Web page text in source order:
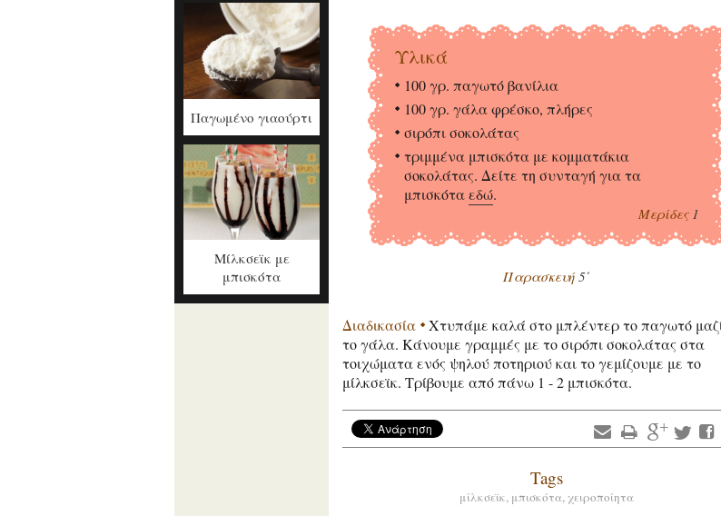
Παγωμένο γιαούρτι
Μίλκσεϊκ με
μπισκότα
Υλικά
100 γρ. παγωτό βανίλια
100 γρ. γάλα φρέσκο, πλήρες
σιρόπι σοκολάτας
τριμμένα μπισκότα με κομματάκια
σοκολάτας. Δείτε τη συνταγή για τα
μπισκόταεδώ.
Μερίδες1
Παρασκευή5΄
Διαδικασία
Χτυπάμε καλά στο μπλέντερ το παγωτό
το γάλα. Κάνουμε γραμμές με το σιρόπι σοκολάτας στα
τοιχώματα ενός ψηλού ποτηριού και το γεμίζουμε με το
μίλκσεϊκ. Τρίβουμε από πάνω 1 - 2 μπισκότα.
Tags
μίλκσεϊκ, μπισκότα,χειροποίητα